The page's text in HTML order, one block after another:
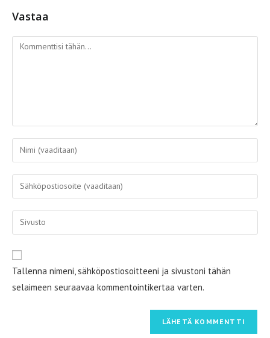
Vastaa
Kommentti
Kirjoita
nimesi
tai
käyttäjätunnuksesi
Kirjoita
sähköpostiosoitteesi
kommentoidaksesi
Kirjoita
sivustosi
osoite/URL
(valinnainen)
Tallenna nimeni, sähköpostiosoitteeni ja sivustoni tähän
selaimeen seuraavaa kommentointikertaa varten.